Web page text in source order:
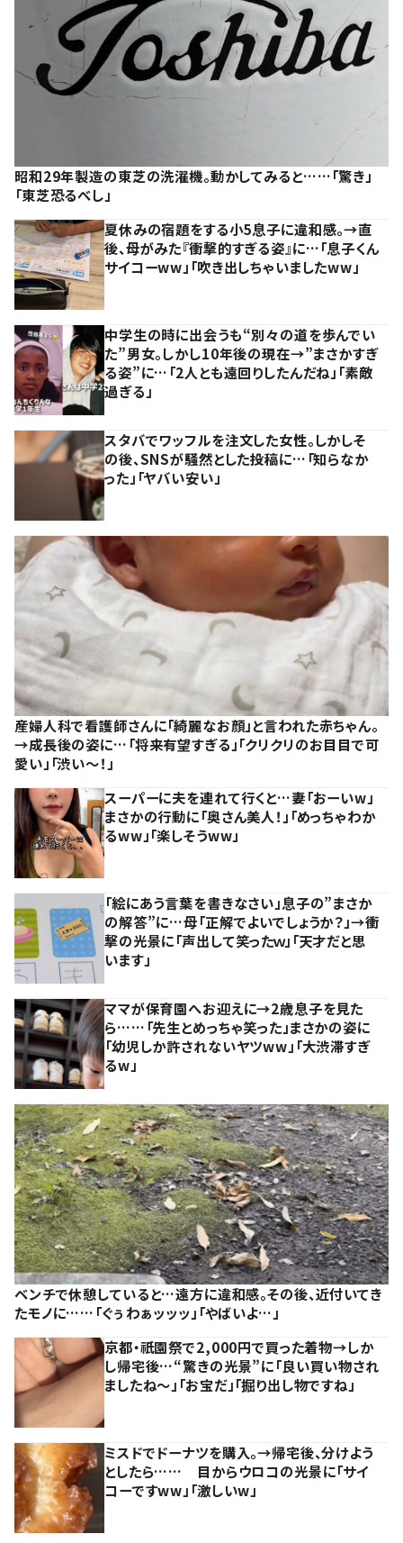
昭和29年製造の東芝の洗濯機。動かしてみると……「驚き」
「東芝恐るべし」
夏休みの宿題をする小5息子に違和感。→直
後、母がみた『衝撃的すぎる姿』に…「息子くん
サイコーww」「吹き出しちゃいましたww」
中学生の時に出会うも“別々の道を歩んでい
た”男女。しかし10年後の現在→”まさかすぎ
る姿”に…「2人とも遠回りしたんだね」「素敵
過ぎる」
スタバでワッフルを注文した女性。しかしそ
の後、SNSが騒然とした投稿に…「知らなか
った」「ヤバい安い」
産婦人科で看護師さんに「綺麗なお顔」と言われた赤ちゃん。
→成長後の姿に…「将来有望すぎる」「クリクリのお目目で可
愛い」「渋い～！」
スーパーに夫を連れて行くと…妻「おーいw」
まさかの行動に「奥さん美人！」「めっちゃわか
るww」「楽しそうww」
「絵にあう言葉を書きなさい」息子の”まさか
の解答”に…母「正解でよいでしょうか？」→衝
撃の光景に「声出して笑ったｗ」「天才だと思
います」
ママが保育園へお迎えに→2歳息子を見た
ら……「先生とめっちゃ笑った」まさかの姿に
「幼児しか許されないヤツww」「大渋滞すぎ
るw」
ベンチで休憩していると…遠方に違和感。その後、近付いてき
たモノに……「ぐぅわぁッッッ」「やばいよ…」
京都・祇園祭で2,000円で買った着物→しか
し帰宅後…“驚きの光景”に「良い買い物され
ましたね～」「お宝だ」「掘り出し物ですね」
ミスドでドーナツを購入。→帰宅後、分けよう
としたら…… 目からウロコの光景に「サイ
コーですww」「激しいw」